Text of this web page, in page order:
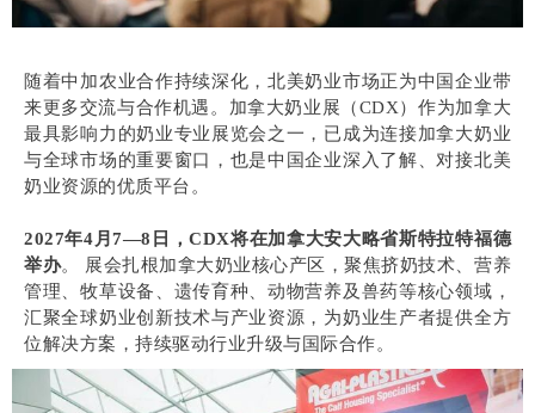
随着中加农业合作持续深化，北美奶业市场正为中国企业带
来更多交流与合作机遇。加拿大奶业展（CDX）作为加拿大
最具影响力的奶业专业展览会之一，已成为连接加拿大奶业
与全球市场的重要窗口，也是中国企业深入了解、对接北美
奶业资源的优质平台。
2027年4月7—8日，CDX将在加拿大安大略省斯特拉特福德
举办。 展会扎根加拿大奶业核心产区，聚焦挤奶技术、营养
管理、牧草设备、遗传育种、动物营养及兽药等核心领域，
汇聚全球奶业创新技术与产业资源，为奶业生产者提供全方
位解决方案，持续驱动行业升级与国际合作。